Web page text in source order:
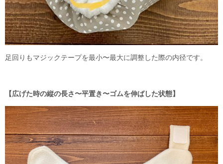
足回りもマジックテープを最小〜最大に調整した際の内径です。
【広げた時の縦の長さ〜平置き〜ゴムを伸ばした状態】